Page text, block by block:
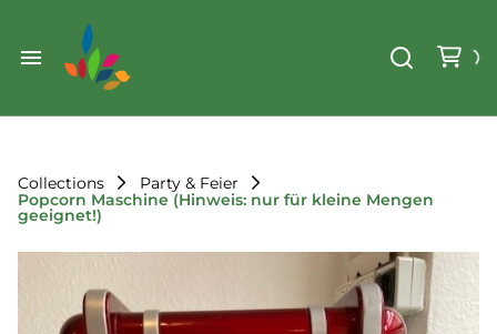
Start
Sortiment
Weihnachten
Werkzeug & Renovierung
Der Verein
Der Verein
Standorte
Unser Team
Unsere Ziele
Collections
Party & Feier
Popcorn Maschine (Hinweis: nur für kleine Mengen
geeignet!)